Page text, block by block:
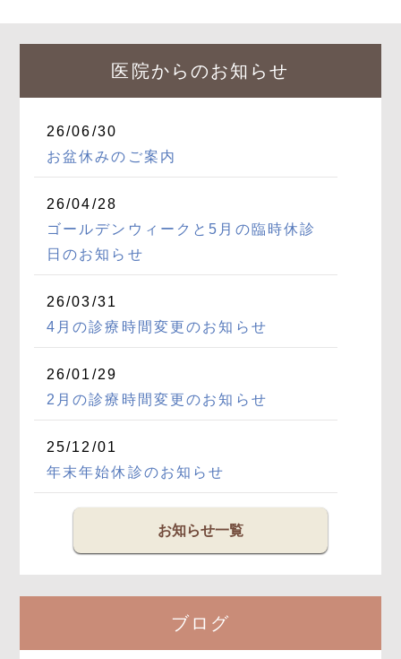
医院からのお知らせ
26/06/30
お盆休みのご案内
26/04/28
ゴールデンウィークと5月の臨時休診
日のお知らせ
26/03/31
4月の診療時間変更のお知らせ
26/01/29
2月の診療時間変更のお知らせ
25/12/01
年末年始休診のお知らせ
お知らせ一覧
ブログ